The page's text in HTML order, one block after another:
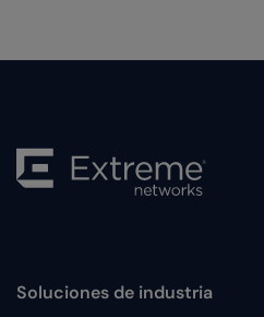
Toggle
Soluciones de industria